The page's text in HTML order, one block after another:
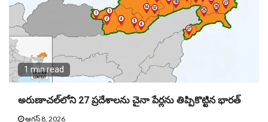
1 min read
అరుణాచల్‌లోని 27 ప్రదేశాలను చైనా పేర్లను తిప్పికొట్టిన భారత్
ఆగస్ట్ 8, 2026